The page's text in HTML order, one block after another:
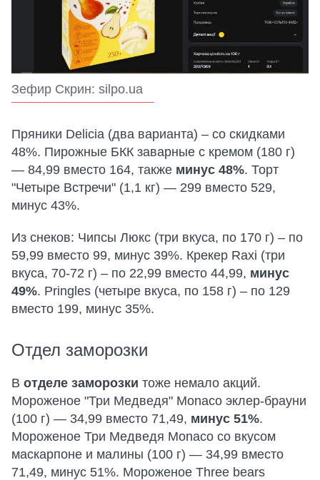
Зефир Скрин: silpo.ua
Пряники Delicia (два варианта) – со скидками
48%. Пирожные БКК заварные с кремом (180 г)
— 84,99 вместо 164, также минус 48%. Торт
"Четыре Встречи" (1,1 кг) — 299 вместо 529,
минус 43%.
Из снеков: Чипсы Люкс (три вкуса, по 170 г) – по
59,99 вместо 99, минус 39%. Крекер Raxi (три
вкуса, 70-72 г) – по 22,99 вместо 44,99, минус
49%. Pringles (четыре вкуса, по 158 г) – по 129
вместо 199, минус 35%.
Отдел заморозки
В отделе заморозки тоже немало акций.
Мороженое "Три Медведя" Monaco эклер-брауни
(100 г) — 34,99 вместо 71,49, минус 51%.
Мороженое Три Медведя Monaco со вкусом
маскарпоне и малины (100 г) — 34,99 вместо
71,49, минус 51%. Мороженое Three bears